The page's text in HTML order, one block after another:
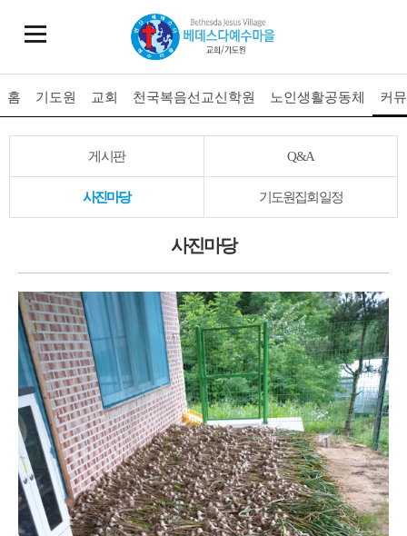
홈 기도원 교회 천국복음선교신학원 노인생활공동체 커
게시판 Q&A
사진마당 기도원집회일정
사진마당